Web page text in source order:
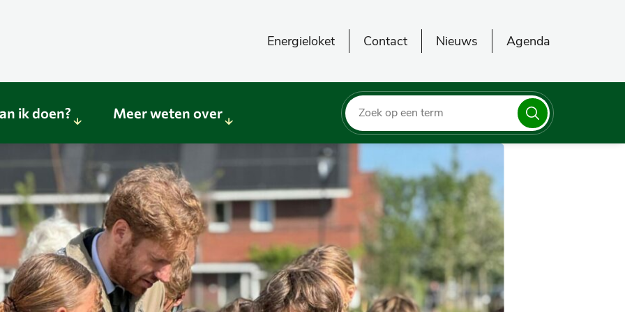
Energieloket Contact Nieuws Agenda
ik doen?
doen?
Meer weten over
weten
Zoeken